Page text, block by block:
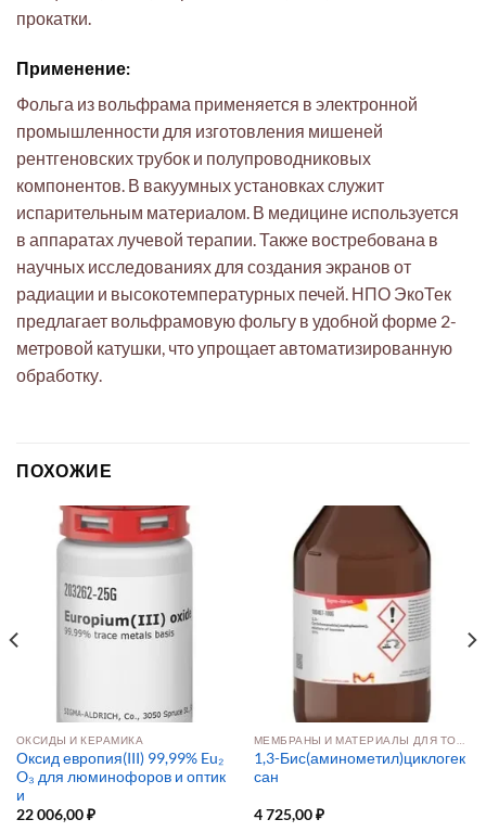
прокатки.
Применение:
Фольга из вольфрама применяется в электронной
промышленности для изготовления мишеней
рентгеновских трубок и полупроводниковых
компонентов. В вакуумных установках служит
испарительным материалом. В медицине используется
в аппаратах лучевой терапии. Также востребована в
научных исследованиях для создания экранов от
радиации и высокотемпературных печей. НПО ЭкоТек
предлагает вольфрамовую фольгу в удобной форме 2-
метровой катушки, что упрощает автоматизированную
обработку.
ПОХОЖИЕ
ОКСИДЫ И КЕРАМИКА
Оксид европия(III) 99,99% Eu₂
O₃ для люминофоров и оптик
и
22 006,00₽
1,3-Бис(аминометил)циклогек
сан
4 725,00₽